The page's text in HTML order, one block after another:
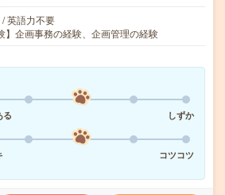
英語力不要
】企画事務の経験、企画管理の経験
る
しずか
コツコツ